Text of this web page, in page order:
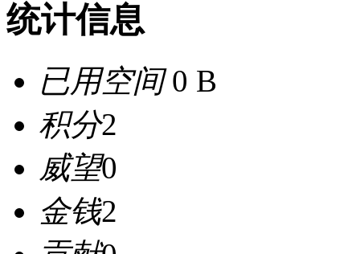
统计信息
已用空间0 B
积分2
威望0
金钱2